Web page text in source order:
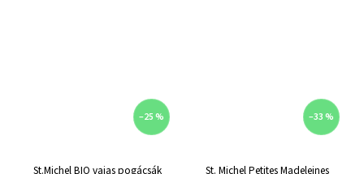
–25 %
St.Michel BIO vajas pogácsák
–33 %
St. Michel Petites Madeleines